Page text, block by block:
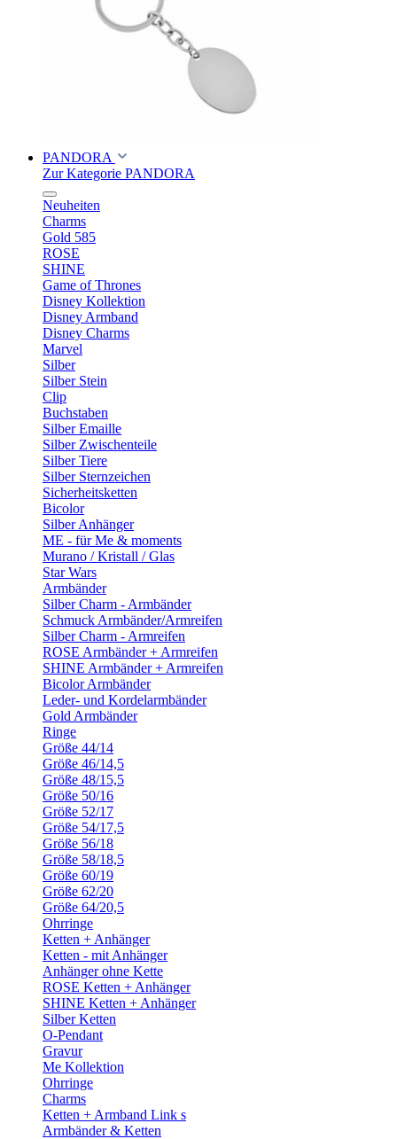
PANDORA
Zur Kategorie PANDORA
Neuheiten
Charms
Gold 585
ROSE
SHINE
Game of Thrones
Disney Kollektion
Disney Armband
Disney Charms
Marvel
Silber
Silber Stein
Clip
Buchstaben
Silber Emaille
Silber Zwischenteile
Silber Tiere
Silber Sternzeichen
Sicherheitsketten
Bicolor
Silber Anhänger
ME - für Me & moments
Murano / Kristall / Glas
Star Wars
Armbänder
Silber Charm - Armbänder
Schmuck Armbänder/Armreifen
Silber Charm - Armreifen
ROSE Armbänder + Armreifen
SHINE Armbänder + Armreifen
Bicolor Armbänder
Leder- und Kordelarmbänder
Gold Armbänder
Ringe
Größe 44/14
Größe 46/14,5
Größe 48/15,5
Größe 50/16
Größe 52/17
Größe 54/17,5
Größe 56/18
Größe 58/18,5
Größe 60/19
Größe 62/20
Größe 64/20,5
Ohrringe
Ketten + Anhänger
Ketten - mit Anhänger
Anhänger ohne Kette
ROSE Ketten + Anhänger
SHINE Ketten + Anhänger
Silber Ketten
O-Pendant
Gravur
Me Kollektion
Ohrringe
Charms
Ketten + Armband Link s
Armbänder & Ketten